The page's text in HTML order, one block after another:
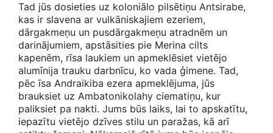
Tad jūs dosieties uz koloniālo pilsētiņu Antsirabe,
kas ir slavena ar vulkāniskajiem ezeriem,
dārgakmeņu un pusdārgakmeņu atradnēm un
darinājumiem, apstāsities pie Merina cilts
kapenēm, rīsa laukiem un apmeklēsiet vietējo
alumīnija trauku darbnīcu, ko vada ģimene. Tad,
pēc īsa Andraikiba ezera apmeklējuma, jūs
brauksiet uz Ambatonikolahy ciematiņu, kur
paliksiet pa nakti. Jums būs laiks, lai to apskatītu,
iepazītu vietējo dzīves stilu un paražas, kā arī